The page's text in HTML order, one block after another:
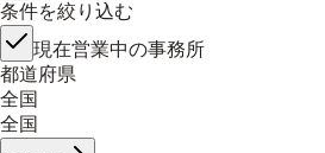
条件を絞り込む
現在営業中の事務所
都道府県
全国
全国